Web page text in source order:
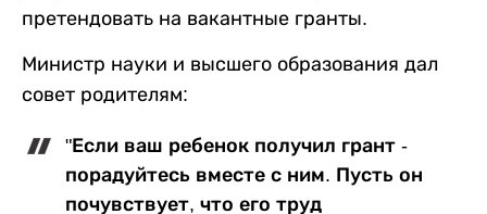
претендовать на вакантные гранты.
Министр науки и высшего образования дал
совет родителям:
"Если ваш ребенок получил грант -
порадуйтесь вместе с ним. Пусть он
почувствует, что его труд